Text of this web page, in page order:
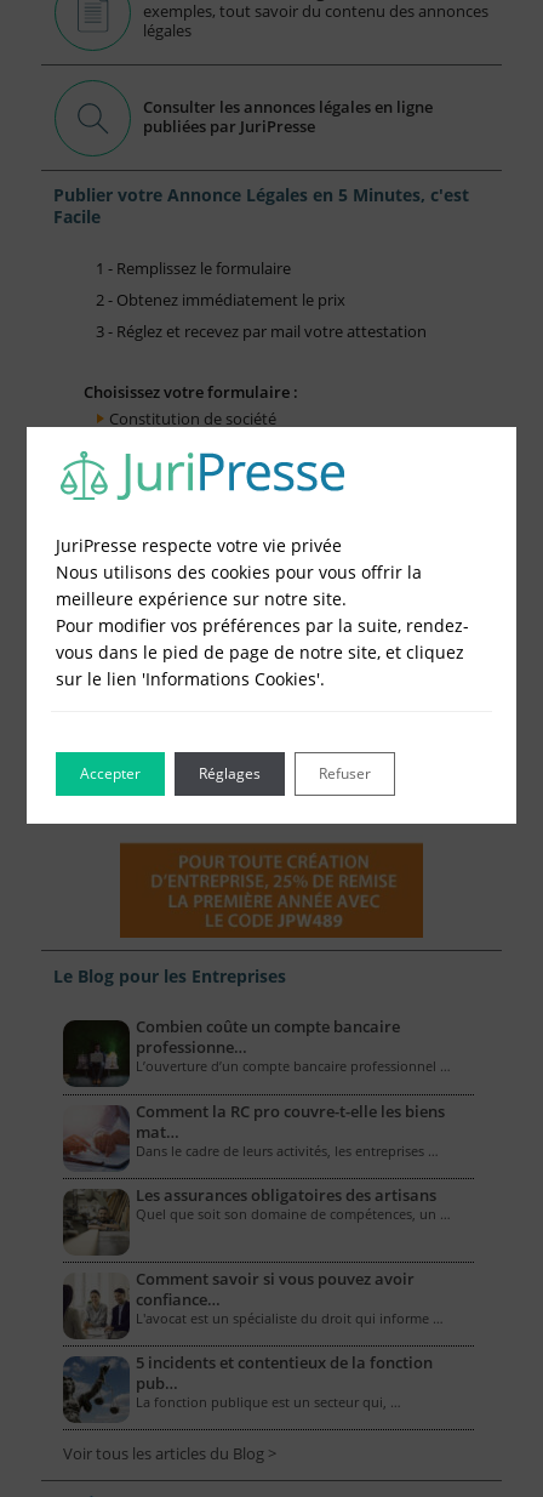
exemples, tout savoir du contenu des annonces
légales
Consulter les annonces légales en ligne
publiées par JuriPresse
Publier votre Annonce Légales en 5 Minutes, c'est
Facile
1 - Remplissez le formulaire
2 - Obtenez immédiatement le prix
3 - Réglez et recevez par mail votre attestation
Choisissez votre formulaire :
Constitution de société
Fonds de Commerce
Cessation d'activité
Le Blog pour les Entreprises
Combien coûte un compte bancaire
professionne…
L’ouverture d’un compte bancaire professionnel …
Comment la RC pro couvre-t-elle les biens
mat…
Dans le cadre de leurs activités, les entreprises …
Les assurances obligatoires des artisans
Quel que soit son domaine de compétences, un …
Comment savoir si vous pouvez avoir
confiance…
L'avocat est un spécialiste du droit qui informe …
5 incidents et contentieux de la fonction
pub…
La fonction publique est un secteur qui, …
Voir tous les articles du Blog >
JuriPresse respecte votre vie privée
Nous utilisons des cookies pour vous offrir la
meilleure expérience sur notre site.
Pour modifier vos préférences par la suite, rendez-
vous dans le pied de page de notre site, et cliquez
sur le lien 'Informations Cookies'.
Accepter Refuser
Réglages